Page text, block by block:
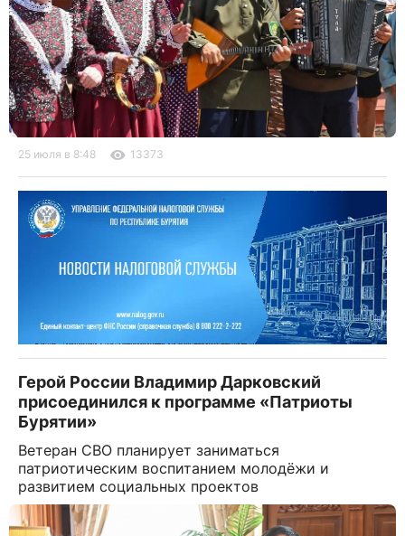
25 июля в 8:48 13373
Герой России Владимир Дарковский
присоединился к программе «Патриоты
Бурятии»
Ветеран СВО планирует заниматься
патриотическим воспитанием молодёжи и
развитием социальных проектов